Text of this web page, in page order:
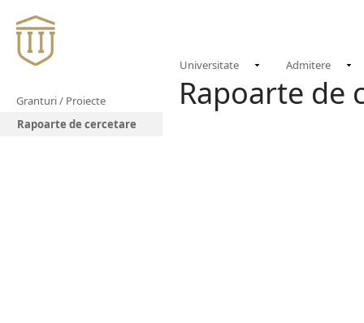
Universitate Admitere
Rapoarte de
Granturi / Proiecte
Rapoarte de cercetare